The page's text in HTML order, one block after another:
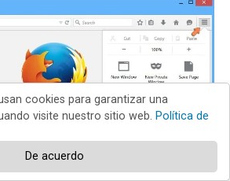
cookies para garantizar una
visite nuestro sitio web. Política de
De acuerdo